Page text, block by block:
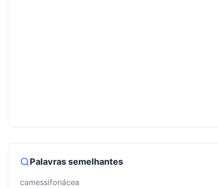
Palavras semelhantes
camessifonácea